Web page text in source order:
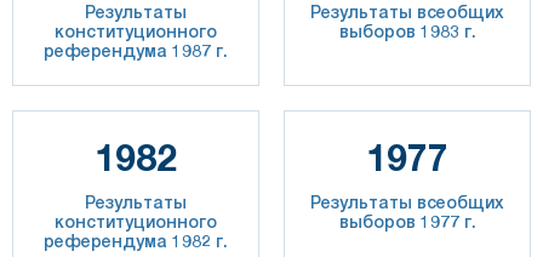
Результаты
конституционного
референдума 1987 г.
Результаты всеобщих
выборов 1983 г.
1982
Результаты
конституционного
референдума 1982 г.
1977
Результаты всеобщих
выборов 1977 г.